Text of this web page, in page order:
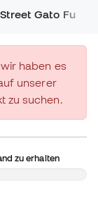
Street Gato Futsal
haben es
unserer
zu suchen.
zu erhalten